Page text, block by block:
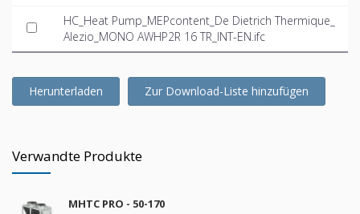
HC_Heat Pump_MEPcontent_De Dietrich Thermique_
Alezio_MONO AWHP2R 16 TR_INT-EN.ifc
Herunterladen Zur Download-Liste hinzufügen
Verwandte Produkte
MHTC PRO - 50-170